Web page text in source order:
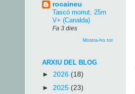
rocaineu
Tascó morrut, 25m
V+ (Canalda)
Fa 3 dies
Mostra-ho tot
ARXIU DEL BLOG
► 2026 (18)
► 2025 (23)